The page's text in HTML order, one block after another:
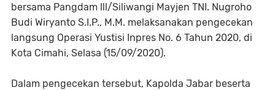
bersama Pangdam lll/Siliwangi Mayjen TNI. Nugroho
Budi Wiryanto S.I.P., M.M. melaksanakan pengecekan
langsung Operasi Yustisi Inpres No. 6 Tahun 2020, di
Kota Cimahi, Selasa (15/09/2020).
Dalam pengecekan tersebut, Kapolda Jabar beserta